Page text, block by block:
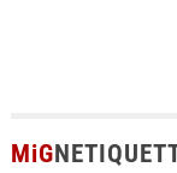
MiG